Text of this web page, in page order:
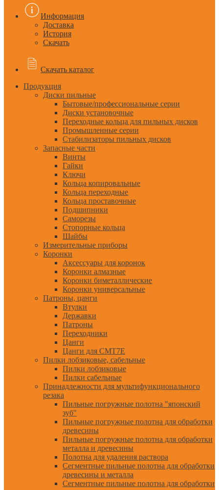
Информация
Доставка
История
Скачать
Скачать каталог
Продукция
Диски пильные
Бытовые/профессиональные серии
Диски установочные
Переходные кольца для пильных дисков
Промышленные серии
Стабилизаторы пильных дисков
Запасные части
Винты
Гайки
Ключи
Кольца копировальные
Кольца переходные
Кольца проставочные
Подшипники
Саморезы
Стопорные кольца
Шайбы
Измерительные приборы
Коронки
Аксессуары для коронок
Коронки алмазные
Коронки биметаллические
Коронки универсальные
Патроны, цанги
Втулки
Державки
Патроны
Переходники
Цанги
Цанги для CMT7E
Пилки лобзиковые, сабельные
Пилки лобзиковые
Пилки сабельные
Принадлежности для мультифункционального
резака
Пильные погружные полотна "японский
зуб"
Пильные погружные полотна для обработки
древесины
Пильные погружные полотна для обработки
металла и древесины
Полотна для удаления раствора
Сегментные пильные полотна для обработки
древесины и металла
Сегментные пильные полотна для обработки